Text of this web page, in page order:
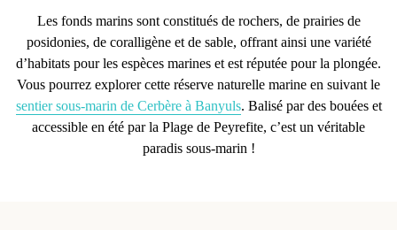
Les fonds marins sont constitués de rochers, de prairies de
posidonies, de coralligène et de sable, offrant ainsi une variété
d’habitats pour les espèces marines et est réputée pour la plongée.
Vous pourrez explorer cette réserve naturelle marine en suivant le
sentier sous-marin de Cerbère à Banyuls. Balisé par des bouées et
accessible en été par la Plage de Peyrefite, c’est un véritable
paradis sous-marin !